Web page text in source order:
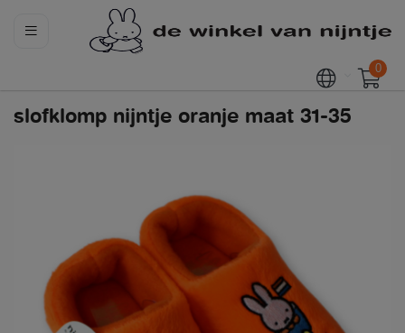
0
slofklomp nijntje oranje maat 31-35